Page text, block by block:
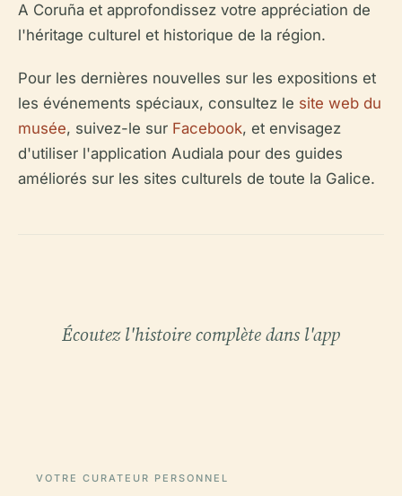
A Coruña et approfondissez votre appréciation de
l'héritage culturel et historique de la région.
Pour les dernières nouvelles sur les expositions et
les événements spéciaux, consultez le site web du
musée, suivez-le sur Facebook, et envisagez
d'utiliser l'application Audiala pour des guides
améliorés sur les sites culturels de toute la Galice.
Écoutez l'histoire complète dans l'app
VOTRE CURATEUR PERSONNEL